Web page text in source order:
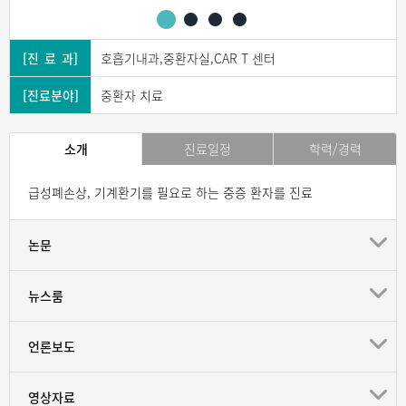
[진 료 과] 호흡기내과,중환자실,CAR T 센터
[진료분야] 중환자 치료
소개 진료일정 학력/경력
급성폐손상, 기계환기를 필요로 하는 중증 환자를 진료
논문
뉴스룸
언론보도
영상자료